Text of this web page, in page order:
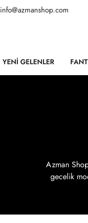
info@azmanshop.com
YENI GELENLER
Azman
gecelik